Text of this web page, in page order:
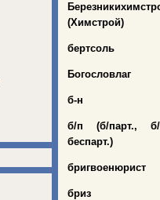
(Химстрой)
бертсоль
Богословлаг
б-н
б/п (б/парт., б/
беспарт.)
бригвоенюрист
бриз